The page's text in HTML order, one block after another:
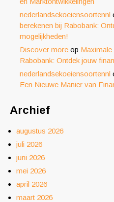
nederlandsekoeiensoortennl
berekenen bij Rabobank:
mogelijkheden!
Discover more op Maximale
Rabobank: Ontdek jouw
nederlandsekoeiensoortennl
Een Nieuwe Manier van
Archief
augustus 2026
juli 2026
juni 2026
mei 2026
april 2026
maart 2026